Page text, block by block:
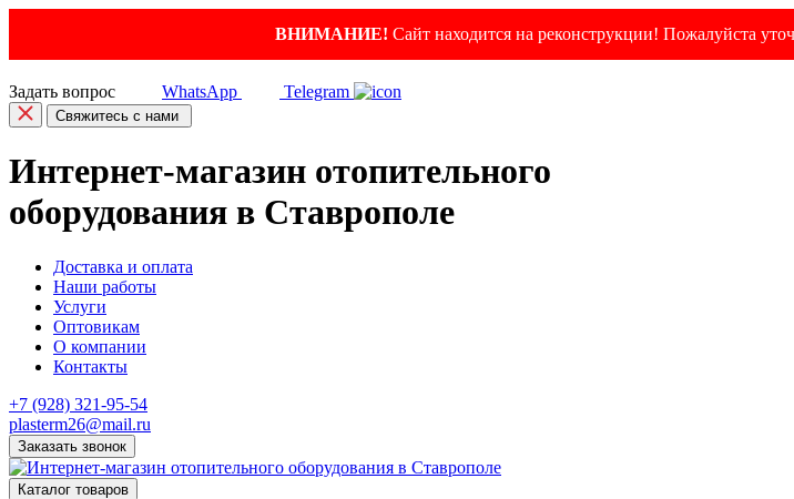
ВНИМАНИЕ! Сайт находится на реконструкции! Пожалуйста
Задать вопрос WhatsApp Telegram
Свяжитесь с нами
Интернет-магазин отопительного
оборудования в Ставрополе
Доставка и оплата
Наши работы
Услуги
Оптовикам
О компании
Контакты
+7 (928) 321-95-54
plasterm26@mail.ru
Заказать звонок
Каталог товаров